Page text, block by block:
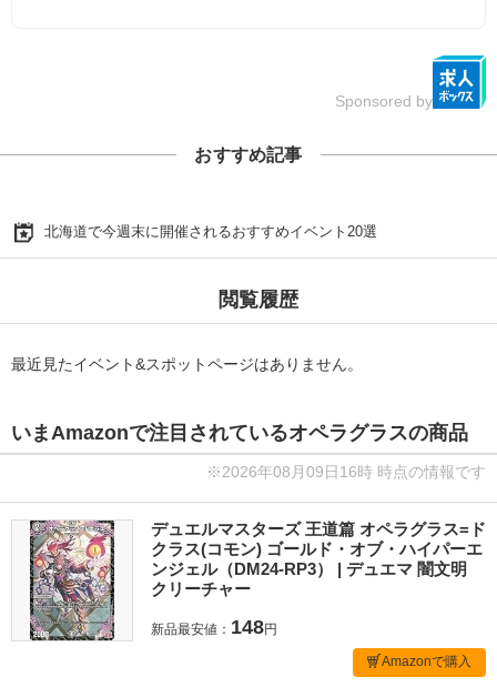
Sponsored by
おすすめ記事
北海道で今週末に開催されるおすすめイベント20選
閲覧履歴
最近見たイベント&スポットページはありません。
いまAmazonで注目されているオペラグラスの商品
※2026年08月09日16時 時点の情報です
デュエルマスターズ 王道篇 オペラグラス=ド
クラス(コモン) ゴールド・オブ・ハイパーエ
ンジェル（DM24-RP3） | デュエマ 闇文明
クリーチャー
新品最安値： 148円
Amazonで購入